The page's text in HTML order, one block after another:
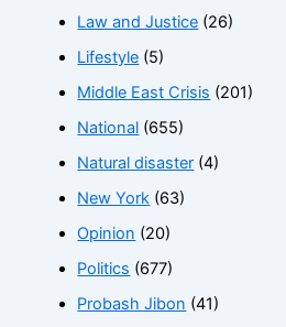
Law and Justice (26)
Lifestyle (5)
Middle East Crisis (201)
National (655)
Natural disaster (4)
New York (63)
Opinion (20)
Politics (677)
Probash Jibon (41)